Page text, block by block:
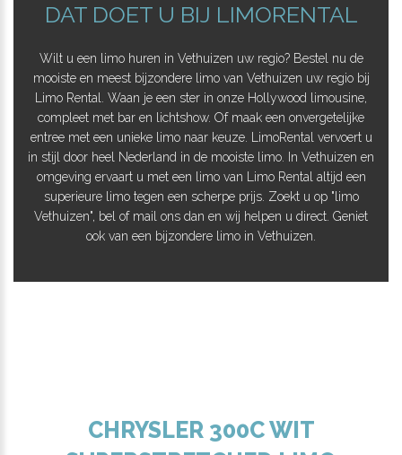
DAT DOET U BIJ LIMORENTAL
Wilt u een limo huren in Vethuizen uw regio? Bestel nu de
mooiste en meest bijzondere limo van Vethuizen uw regio bij
Limo Rental. Waan je een ster in onze Hollywood limousine,
compleet met bar en lichtshow. Of maak een onvergetelijke
entree met een unieke limo naar keuze. LimoRental vervoert u
in stijl door heel Nederland in de mooiste limo. In Vethuizen en
omgeving ervaart u met een limo van Limo Rental altijd een
superieure limo tegen een scherpe prijs. Zoekt u op "limo
Vethuizen", bel of mail ons dan en wij helpen u direct. Geniet
ook van een bijzondere limo in Vethuizen.
CHRYSLER 300C WIT